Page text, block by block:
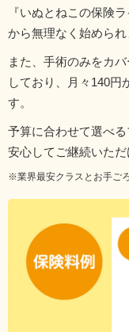
『いぬとねこの保険
から無理なく始められ
また、手術のみをカ
しており、月々140円
す。
予算に合わせて選べ
安心してご継続いただ
※業界最安クラスとお手ご